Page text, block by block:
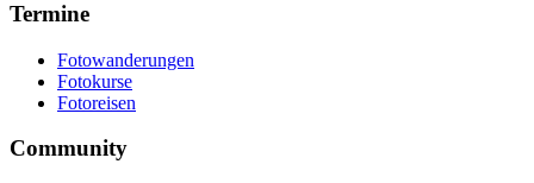
Termine
Fotowanderungen
Fotokurse
Fotoreisen
Community